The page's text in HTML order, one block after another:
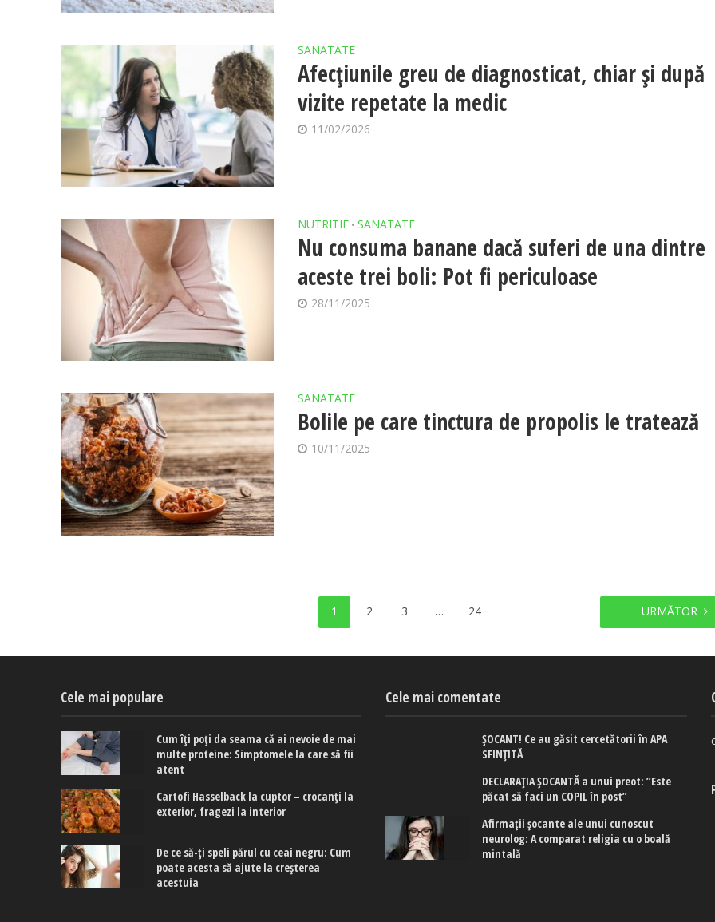
SANATATE
Afecțiunile greu de diagnosticat, chiar și după
vizite repetate la medic
11/02/2026
NUTRITIE • SANATATE
Nu consuma banane dacă suferi de una dintre
aceste trei boli: Pot fi periculoase
28/11/2025
SANATATE
Bolile pe care tinctura de propolis le tratează
10/11/2025
1 2 3 … 24 URMĂTOR
Cele mai populare
Cum îți poți da seama că ai nevoie de mai
multe proteine: Simptomele la care să fii
atent
Cartofi Hasselback la cuptor – crocanți la
exterior, fragezi la interior
De ce să-ți speli părul cu ceai negru: Cum
poate acesta să ajute la creșterea
acestuia
Cele mai comentate
ȘOCANT! Ce au găsit cercetătorii în APA
SFINȚITĂ
DECLARAȚIA ȘOCANTĂ a unui preot: ”Este
păcat să faci un COPIL în post”
Afirmaţii şocante ale unui cunoscut
neurolog: A comparat religia cu o boală
mintală